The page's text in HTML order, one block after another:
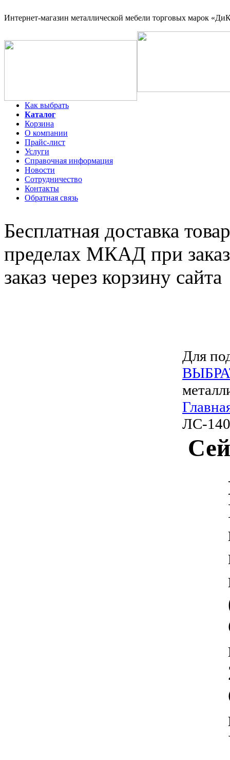
Интернет-магазин металлической мебели торговых марок
Как выбрать
Каталог
Корзина
О компании
Прайс-лист
Услуги
Справочная информация
Новости
Сотрудничество
Контакты
Обратная связь
Бесплатная доставка
пределах МКАД при
заказ через корзину сайта
Для
ЛС-